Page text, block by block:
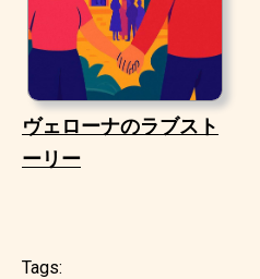
ヴェローナのラブスト
ーリー
Tags: